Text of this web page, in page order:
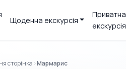
Щоденна екскурсія
Приватна
екскурсія
сторінка Мармарис